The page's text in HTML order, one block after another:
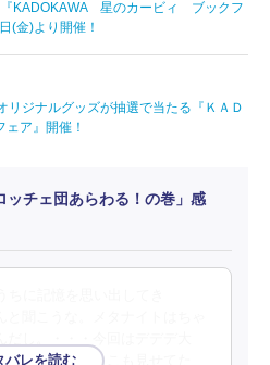
『KADOKAWA 星のカービィ ブックフ
(金)より開催！
ジナルグッズが抽選で当たる『ＫＡＤ
ア』開催！
ッチェ団あらわる！の巻」感
とかっこいいとこも見せてた